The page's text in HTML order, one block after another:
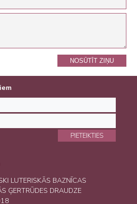
NOSŪTĪT ZIŅU
PIETEIKTIES
LUTERISKĀS BAZNĪCAS
ĢERTRŪDES DRAUDZE